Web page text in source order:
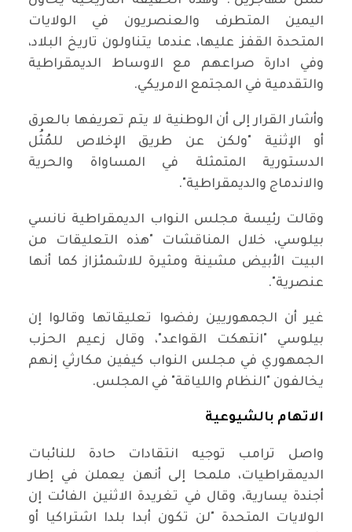
اليمين المتطرف والعنصريون في الولايات
المتحدة القفز عليها، عندما يتناولون تاريخ البلاد،
وفي ادارة صراعهم مع الاوساط الديمقراطية
والتقدمية في المجتمع الامريكي.
وأشار القرار إلى أن الوطنية لا يتم تعريفها بالعرق
أو الإثنية "ولكن عن طريق الإخلاص للمُثُل
الدستورية المتمثلة في المساواة والحرية
والاندماج والديمقراطية".
وقالت رئيسة مجلس النواب الديمقراطية نانسي
بيلوسي، خلال المناقشات "هذه التعليقات من
البيت الأبيض مشينة ومثيرة للاشمئزاز كما أنها
عنصرية".
غير أن الجمهوريين رفضوا تعليقاتها وقالوا إن
بيلوسي "انتهكت القواعد"، وقال زعيم الحزب
الجمهوري في مجلس النواب كيفين مكارثي إنهم
يخالفون "النظام واللياقة" في المجلس.
الاتهام بالشيوعية
واصل ترامب توجيه انتقادات حادة للنائبات
الديمقراطيات، ملمحا إلى أنهن يعملن في إطار
أجندة يسارية، وقال في تغريدة الاثنين الفائت إن
الولايات المتحدة "لن تكون أبدا بلدا اشتراكيا أو